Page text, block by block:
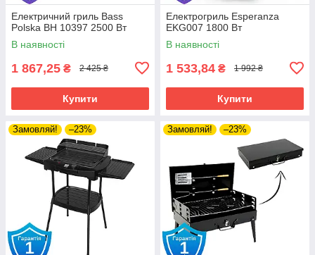
Електричний гриль Bass
Polska BH 10397 2500 Вт
В наявності
1 867,25 ₴ 2 425 ₴
Купити
Електрогриль Esperanza
EKG007 1800 Вт
В наявності
1 533,84 ₴ 1 992 ₴
Купити
Замовляй! –23% Замовляй! –23%